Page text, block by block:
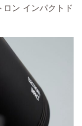
ン インパクトド